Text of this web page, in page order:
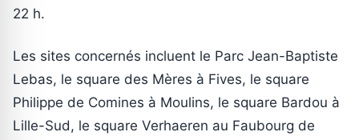
22 h.
Les sites concernés incluent le Parc Jean-Baptiste
Lebas, le square des Mères à Fives, le square
Philippe de Comines à Moulins, le square Bardou à
Lille-Sud, le square Verhaeren au Faubourg de